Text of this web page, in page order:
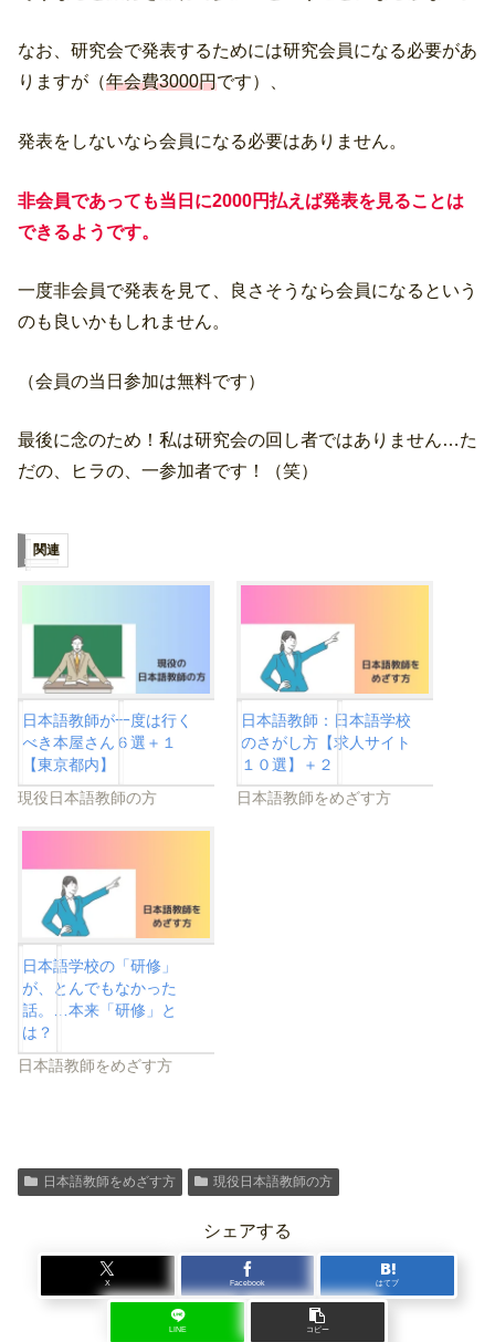
なお、研究会で発表するためには研究会員になる必要があ
りますが（年会費3000円です）、
発表をしないなら会員になる必要はありません。
非会員であっても当日に2000円払えば発表を見ることは
できるようです。
一度非会員で発表を見て、良さそうなら会員になるという
のも良いかもしれません。
（会員の当日参加は無料です）
最後に念のため！私は研究会の回し者ではありません…た
だの、ヒラの、一参加者です！（笑）
関連
日本語教師が一度は行く
べき本屋さん６選＋１
【東京都内】
現役日本語教師の方
日本語教師：日本語学校
のさがし方【求人サイト
１０選】＋２
日本語教師をめざす方
日本語学校の「研修」
が、とんでもなかった
話。…本来「研修」と
は？
日本語教師をめざす方
日本語教師をめざす方 現役日本語教師の方
シェアする
X Facebook はてブ
LINE コピー